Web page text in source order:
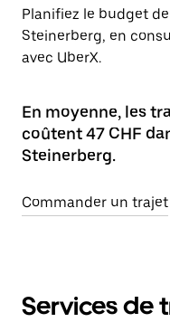
Planifiez le budget
Steinerberg, en
avec UberX.
En moyenne, les
coûtent 47 CHF
Steinerberg.
Commander un trajet
Services de